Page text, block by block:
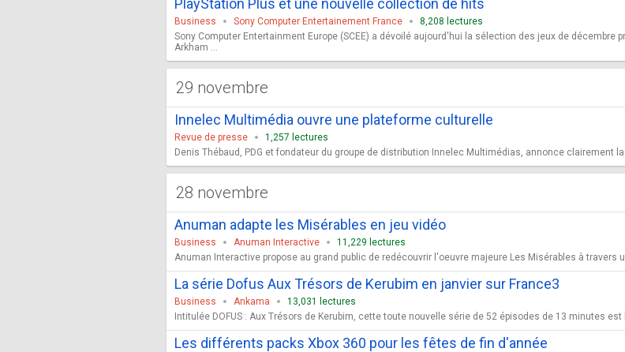
PlayStation Plus et une nouvelle collection de hits
Business Sony Computer Entertainement France
8,208 lectures
Sony Computer Entertainment Europe (SCEE) a dévoilé aujourd'hui la sélection des jeux de
Arkham ...
29 novembre
Innelec Multimédia ouvre une plateforme culturelle
Revue de presse
1,257 lectures
Denis Thébaud, PDG et fondateur du groupe de distribution Innelec Multimédias, annonce clairement
28 novembre
Anuman adapte les Misérables en jeu vidéo
Business Anuman Interactive
11,229 lectures
Anuman Interactive propose au grand public de redécouvrir l'oeuvre majeure Les Misérables à
La série Dofus Aux Trésors de Kerubim en janvier sur France3
Business Ankama
13,031 lectures
Intitulée DOFUS : Aux Trésors de Kerubim, cette toute nouvelle série de 52 épisodes de 13 minutes
Les différents packs Xbox 360 pour les fêtes de fin d'année